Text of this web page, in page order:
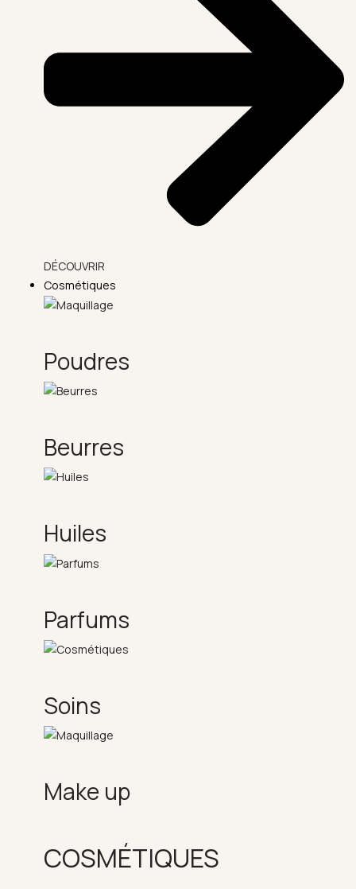
DÉCOUVRIR
Cosmétiques
Poudres
Beurres
Huiles
Parfums
Soins
Make up
COSMÉTIQUES